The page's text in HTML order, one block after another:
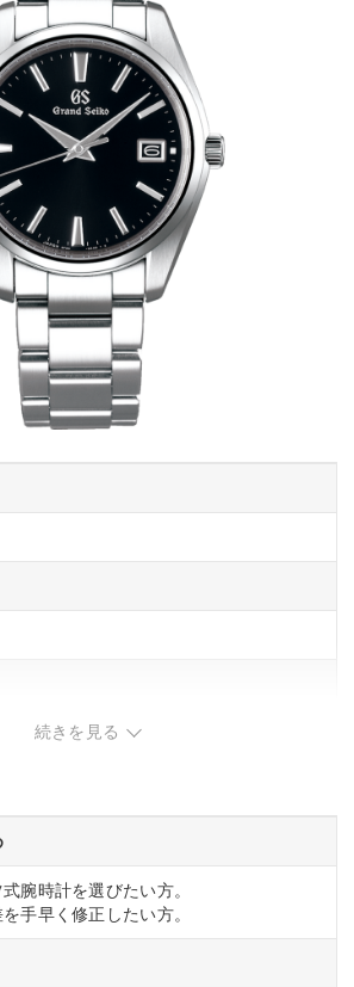
続きを見る
腕時計を選びたい方。
手早く修正したい方。